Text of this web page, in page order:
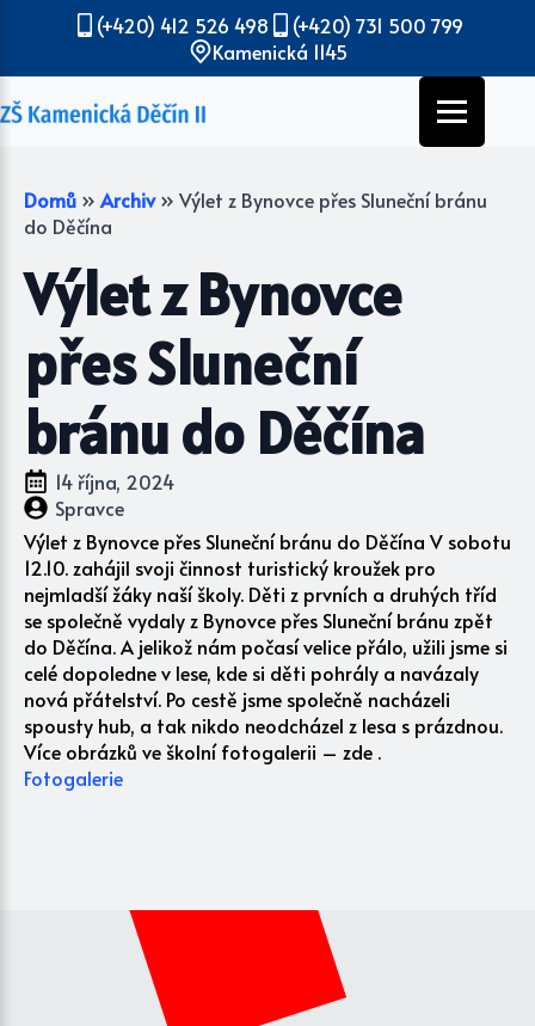
(+420) 412 526 498
(+420) 731 500 799
Kamenická 1145
Domů » Archiv » Výlet z Bynovce přes Sluneční bránu
do Děčína
Výlet z Bynovce
přes Sluneční
bránu do Děčína
14 října, 2024
Spravce
Výlet z Bynovce přes Sluneční bránu do Děčína V sobotu
12.10. zahájil svoji činnost turistický kroužek pro
nejmladší žáky naší školy. Děti z prvních a druhých tříd
se společně vydaly z Bynovce přes Sluneční bránu zpět
do Děčína. A jelikož nám počasí velice přálo, užili jsme si
celé dopoledne v lese, kde si děti pohrály a navázaly
nová přátelství. Po cestě jsme společně nacházeli
spousty hub, a tak nikdo neodcházel z lesa s prázdnou.
Více obrázků ve školní fotogalerii – zde .
Fotogalerie